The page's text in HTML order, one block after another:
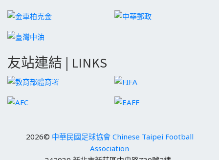
友站連結 | LINKS
2026© 中華民國足球協會 Chinese Taipei Football
Association